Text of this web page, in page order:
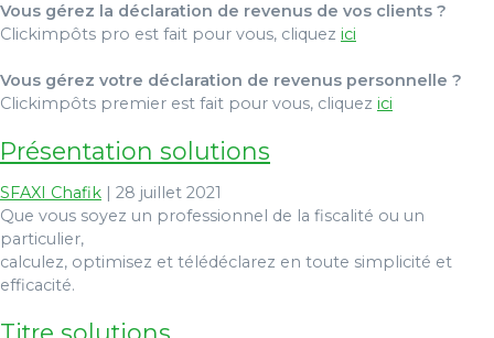
Vous gérez la déclaration de revenus de vos clients ?
Clickimpôts pro est fait pour vous, cliquez ici
Vous gérez votre déclaration de revenus personnelle ?
Clickimpôts premier est fait pour vous, cliquez ici
Présentation solutions
SFAXI Chafik
28 juillet 2021
Que vous soyez un professionnel de la fiscalité ou un
particulier,
calculez, optimisez et télédéclarez en toute simplicité et
efficacité.